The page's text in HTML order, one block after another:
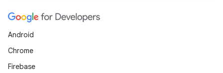
Android
Chrome
Firebase